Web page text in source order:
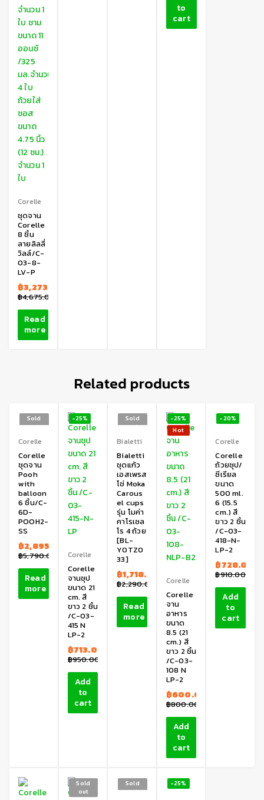
Corelle
ชุดจาน
Corelle
8 ชิ้น
ลายลิลลี่
วิลล์/C-
03-8-
LV-P
฿4,675.00
฿3,273.00
Read
more
to
cart
Related products
Sold
out
Corelle
Corelle
ชุดจาน
Pooh
with
balloon
6 ชิ้น/C-
6D-
POOH2-
SS
฿5,790.00
฿2,895.00
Read
more
-25%
Corelle
Corelle
จานซุป
ขนาด 21
cm. สี
ขาว 2 ชิ้น
/C-03-
415 N
LP-2
฿950.00
฿713.00
Add
to
cart
Sold
out
Bialetti
Bialetti
ชุดแก้ว
เอสเพรส
โซ่ Moka
Carous
el cups
รุ่น โมค่า
คาโรเซล
โร 4 ถ้วย
[BL-
Y0TZ0
33]
฿2,290.00
฿1,718.00
Read
more
-25%
Hot
Corelle
Corelle
จาน
อาหาร
ขนาด
8.5 (21
cm.) สี
ขาว 2 ชิ้น
/C-03-
108 N
LP-2
฿800.00
฿600.00
Add
to
cart
-20%
Corelle
Corelle
ถ้วยซุป/
ซีเรียล
ขนาด
500 ml.
6 (15.5
cm.) สี
ขาว 2 ชิ้น
/C-03-
418-N-
LP-2
฿910.00
฿728.00
Add
to
cart
Sold
out
Sold
out
-25%